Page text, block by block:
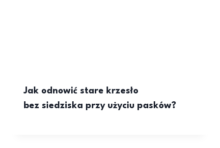
Jak odnowić stare krzesło
bez siedziska przy użyciu pasków?